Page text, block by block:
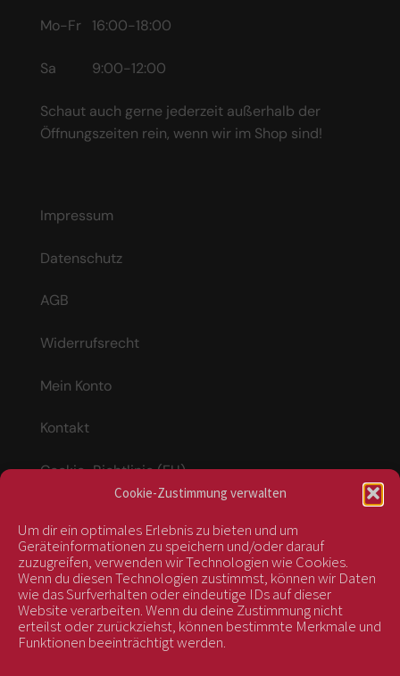
Cookie-Zustimmung verwalten
Um dir ein optimales Erlebnis zu bieten und um
Geräteinformationen zu speichern und/oder darauf
zuzugreifen, verwenden wir Technologien wie Cookies.
Wenn du diesen Technologien zustimmst, können wir Daten
wie das Surfverhalten oder eindeutige IDs auf dieser
Website verarbeiten. Wenn du deine Zustimmung nicht
erteilst oder zurückziehst, können bestimmte Merkmale und
Funktionen beeinträchtigt werden.
Mo-Fr 16:00-18:00
Sa 9:00-12:00
Schaut auch gerne jederzeit außerhalb der
Öffnungszeiten rein, wenn wir im Shop sind!
Impressum
Datenschutz
AGB
Widerrufsrecht
Mein Konto
Kontakt
Cookie-Richtlinie (EU)
Vertrag widerrufen
kontrolliert durch: